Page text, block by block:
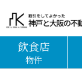
飲食店
物件